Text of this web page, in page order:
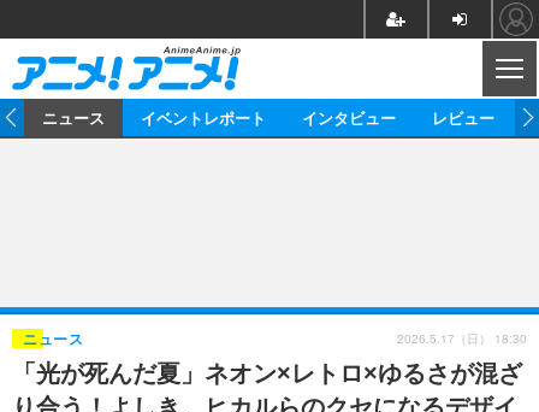
ゲーム グッズ
海外イベント ビジネス
俳優・タレント アーティスト
アニメ 実写
動画
ニュース イベントレポート インタビュー レビュー
「光が死んだ夏」ネオン×レトロ×ゆるさが混ざ
ニュース 2026.5.17（日） 18:30